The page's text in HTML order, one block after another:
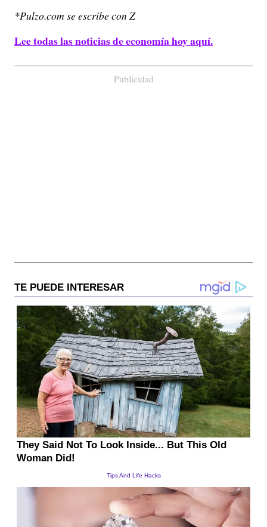
*Pulzo.com se escribe con Z
Lee todas las noticias de economía hoy aquí.
Publicidad